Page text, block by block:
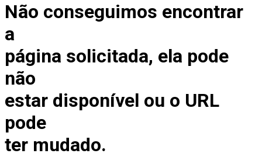
Não conseguimos encontrar
a
página solicitada, ela pode
não
estar disponível ou o URL
pode
ter mudado.